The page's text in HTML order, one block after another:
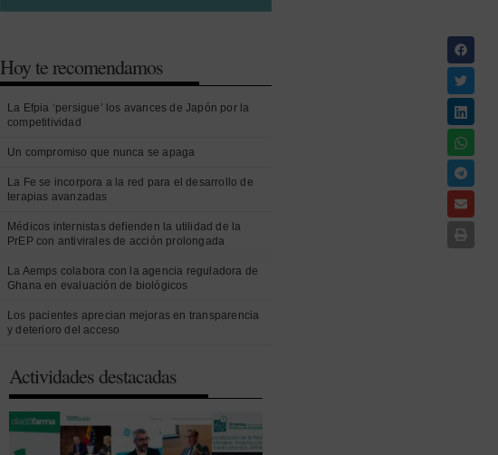
Hoy te recomendamos
La Efpia ‘persigue’ los avances de Japón por la
competitividad
Un compromiso que nunca se apaga
La Fe se incorpora a la red para el desarrollo de
terapias avanzadas
Médicos internistas defienden la utilidad de la
PrEP con antivirales de acción prolongada
La Aemps colabora con la agencia reguladora de
Ghana en evaluación de biológicos
Los pacientes aprecian mejoras en transparencia
y deterioro del acceso
Actividades destacadas